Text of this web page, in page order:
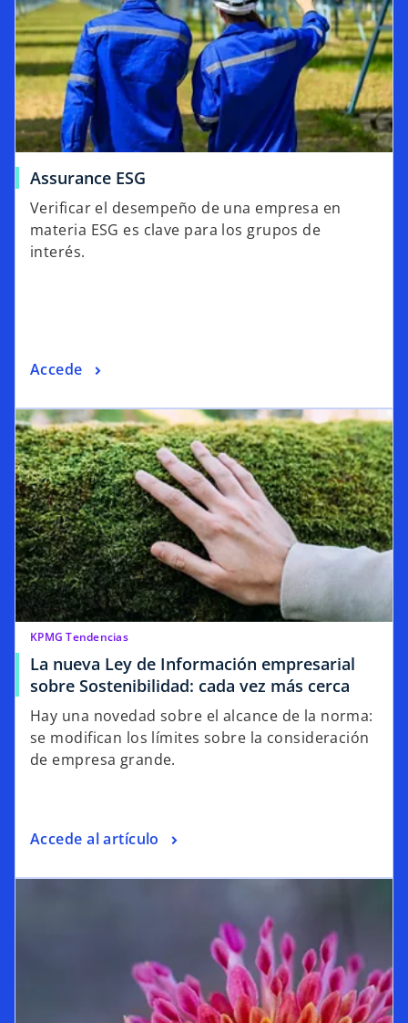
Assurance ESG
Verificar el desempeño de una empresa en
materia ESG es clave para los grupos de
interés.
Accede
KPMG Tendencias
La nueva Ley de Información empresarial
sobre Sostenibilidad: cada vez más cerca
Hay una novedad sobre el alcance de la norma:
se modifican los límites sobre la consideración
de empresa grande.
Accede al artículo